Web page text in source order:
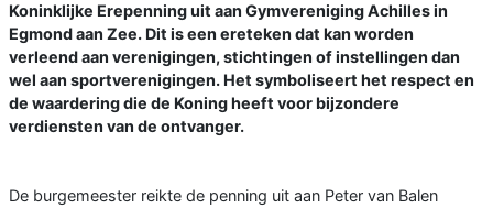
Koninklijke Erepenning uit aan Gymvereniging Achilles in
Egmond aan Zee. Dit is een ereteken dat kan worden
verleend aan verenigingen, stichtingen of instellingen dan
wel aan sportverenigingen. Het symboliseert het respect en
de waardering die de Koning heeft voor bijzondere
verdiensten van de ontvanger.
De burgemeester reikte de penning uit aan Peter van Balen